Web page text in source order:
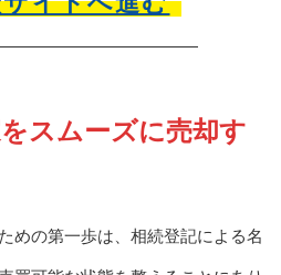
スムーズに売却す
めの第一歩は、相続登記による名